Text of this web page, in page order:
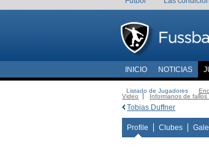
INICIO NOTICIAS
Listado de Jugadores
Video
Informanos de fallos
Tobias Duffner
Profile Clubes